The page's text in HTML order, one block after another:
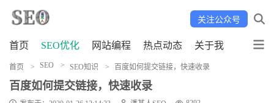
关注公众号
首页 SEO优化 网站编程 热点动态 关于我
首页 SEO SEO知识 百度如何提交链接，快速收录
百度如何提交链接，快速收录